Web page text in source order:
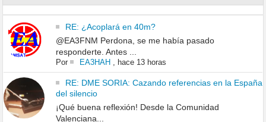
RE: ¿Acoplará en 40m?
@EA3FNM Perdona, se me había pasado
responderte. Antes ...
Por EA3HAH, hace 13 horas
RE: DME SORIA: Cazando referencias en la España
del silencio
¡Qué buena reflexión! Desde la Comunidad
Valenciana...